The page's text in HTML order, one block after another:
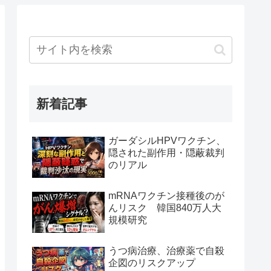
新着記事
ガーダシルHPVワクチン、
隠された副作用・隠蔽裁判
のリアル
mRNAワクチン接種後のが
んリスク 韓国840万人大
規模研究
うつ病治療、治療薬で自殺
企図のリスクアップ